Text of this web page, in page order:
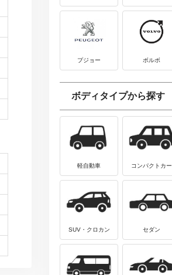
プジョー ボルボ
ボディタイプから探す
軽自動車 コンパクトカー
SUV・クロカン セダン